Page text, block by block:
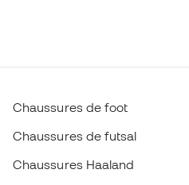
Chaussures de foot
Chaussures de futsal
Chaussures Haaland